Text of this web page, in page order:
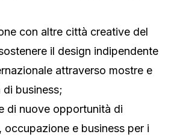
con altre città creative del
il design indipendente
attraverso mostre e
business;
di nuove opportunità di
occupazione e business per i